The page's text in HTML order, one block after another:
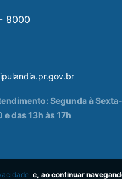
8000
Segunda à
das 13h às 17h
e, ao continuar